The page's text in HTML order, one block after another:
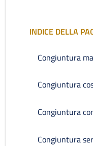
INDICE DELLA
Congiuntura
Congiuntura
Congiuntura
Congiuntura